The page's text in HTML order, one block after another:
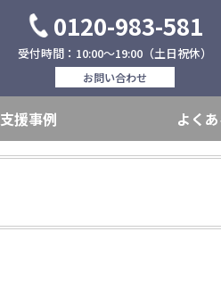
0120-983-581
受付時間：10:00～19:00（土日祝休）
お問い合わせ
支援事例 よく